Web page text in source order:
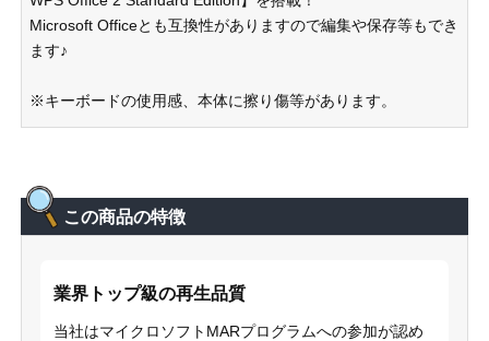
Microsoft Officeとも互換性がありますので編集や保存等もでき
ます♪
※キーボードの使用感、本体に擦り傷等があります。
この商品の特徴
業界トップ級の再生品質
当社はマイクロソフトMARプログラムへの参加が認め